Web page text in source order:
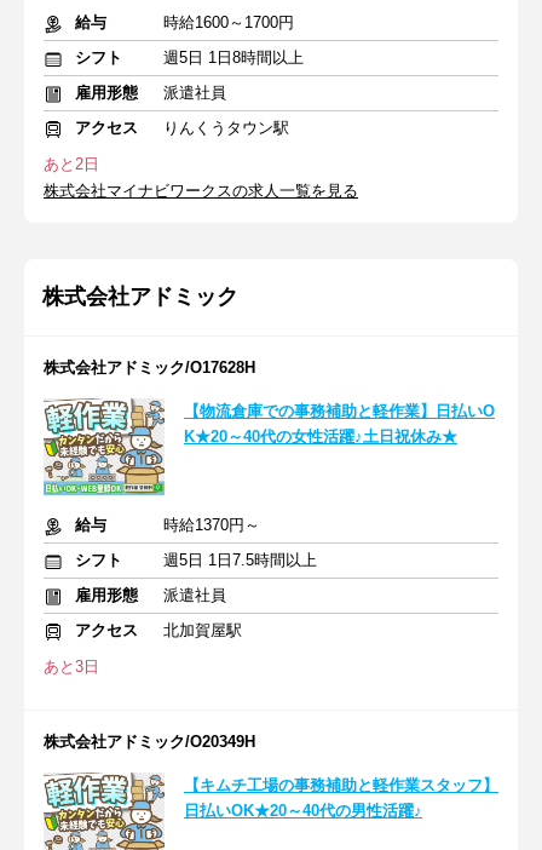
給与
時給1600～1700円
シフト
週5日 1日8時間以上
雇用形態
派遣社員
アクセス
りんくうタウン駅
あと2日
株式会社マイナビワークスの求人一覧を見る
株式会社アドミック
株式会社アドミック/O17628H
【物流倉庫での事務補助と軽作業】日払いO
K★20～40代の女性活躍♪土日祝休み★
給与
時給1370円～
シフト
週5日 1日7.5時間以上
雇用形態
派遣社員
アクセス
北加賀屋駅
あと3日
株式会社アドミック/O20349H
【キムチ工場の事務補助と軽作業スタッフ】
日払いOK★20～40代の男性活躍♪